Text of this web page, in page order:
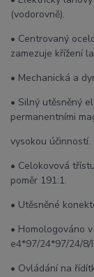
(vodorovně).
• Centrovaný
zamezuje křížení
• Mechanická a
• Silný utěsněný
permanentními
vysokou účinností.
• Celokovová
poměr 191:1.
• Utěsněné
• Homologováno
e4*97/24*97/24/8/
• Ovládání na